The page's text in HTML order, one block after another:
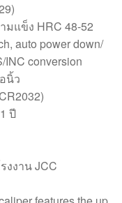
มแข็ง HRC 48-52
auto power down/
INC conversion
นิ้ว
ปี
งงาน JCC